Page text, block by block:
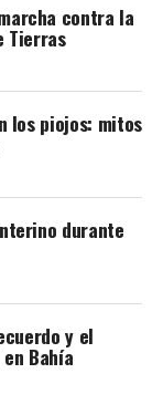
contra la
Tierras
los piojos: mitos
durante
y el
Bahía